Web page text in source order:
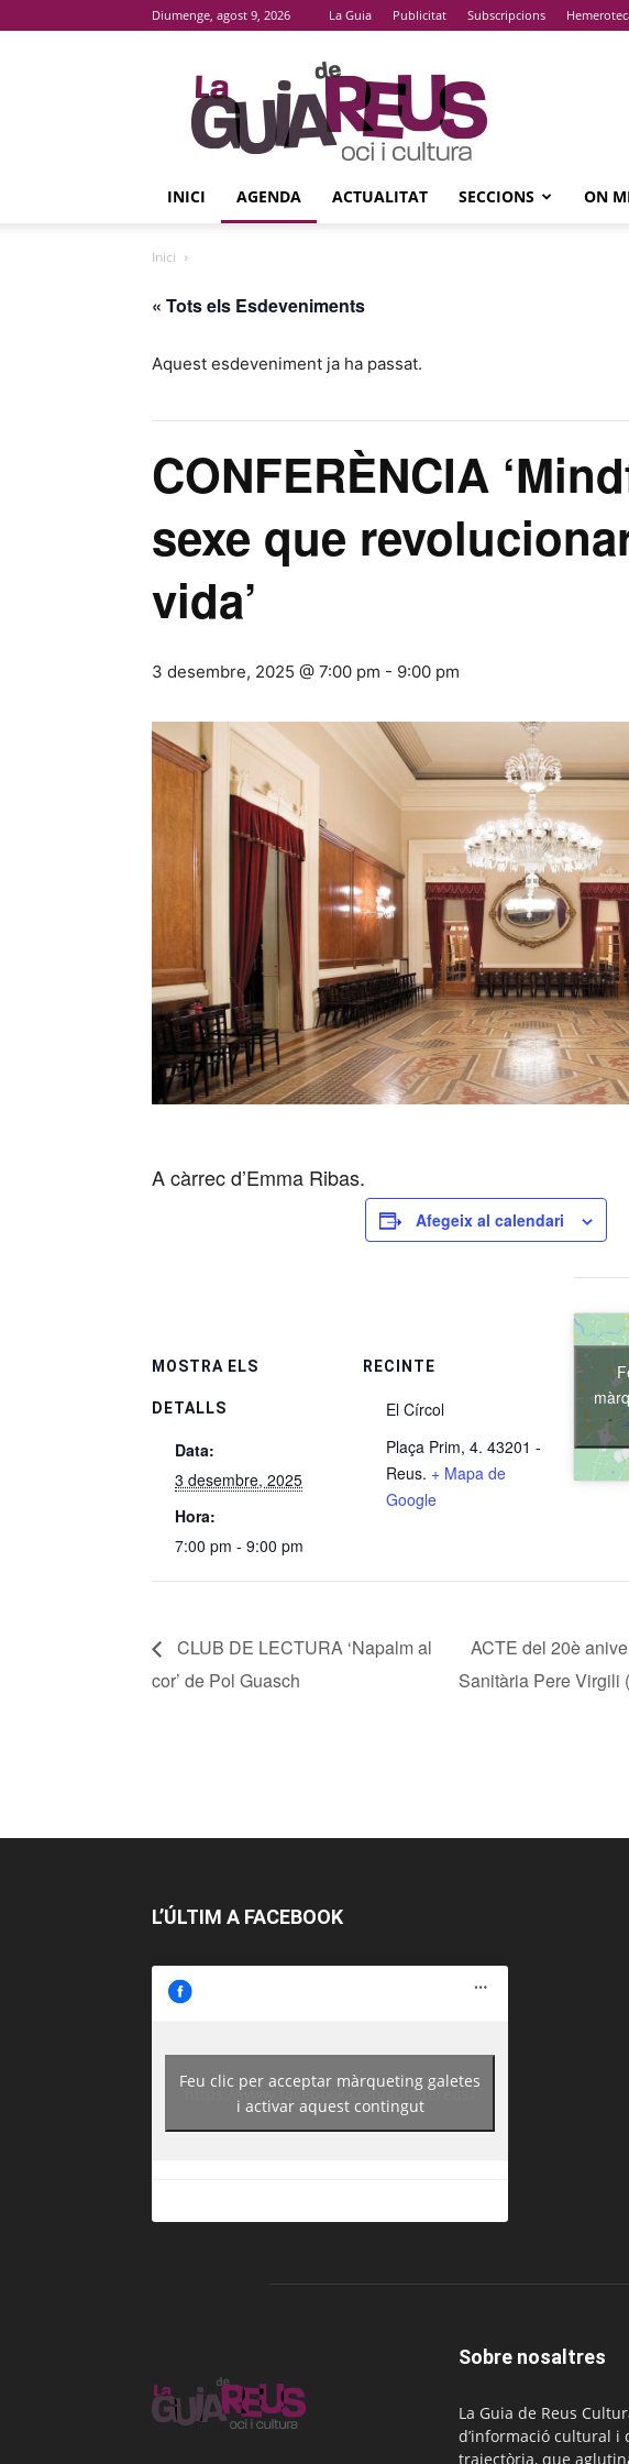
Diumenge, agost 9, 2026 La Guia Publicitat Subscripcions
La
Guia
De
Reus
INICI AGENDA ACTUALITAT SECCIONS ON
Inici
« Tots els Esdeveniments
Aquest esdeveniment ja ha passat.
CONFERÈNCIA
sexe que
vida’
3 desembre, 2025 @ 7:00 pm - 9:00 pm
A càrrec d’Emma Ribas.
Afegeix al calendari
MOSTRA ELS
DETALLS
Data:
3 desembre, 2025
Hora:
7:00 pm - 9:00 pm
RECINTE
El Círcol
Plaça Prim, 4. 43201 -
Reus. + Mapa de
Google
CLUB DE LECTURA ‘Napalm al
cor’ de Pol Guasch
ACTE del 20è
Sanitària Pere Virgili
L’ÚLTIM A FACEBOOK
https://www.facebook.com/guiadereus/
Feu clic per acceptar màrqueting galetes
i activar aquest contingut
Sobre nosaltres
La Guia de Reus
d’informació cultural i
trajectòria, que